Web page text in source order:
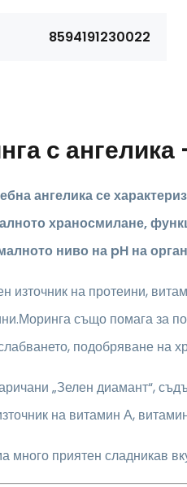
8594191230022
с
ангелика се
храносмилане,
ниво на pH на
източник на протеини,
също помага за
подобряване на
„Зелен диамант“,
на витамин А,
много приятен сладникав